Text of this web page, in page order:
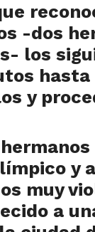
-dos
los
hasta
y
y
muy
a